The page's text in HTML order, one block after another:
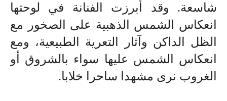
شاسعة. وقد أبرزت الفنانة في لوحتها
انعكاس الشمس الذهبية على الصخور مع
الظل الداكن وآثار التعرية الطبيعية، ومع
انعكاس الشمس عليها سواء بالشروق أو
الغروب نرى مشهدا ساحرا خلابا.